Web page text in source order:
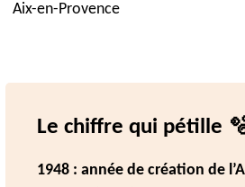
Aix-en-Provence
Le chiffre qui pétille
1948 : année de création de